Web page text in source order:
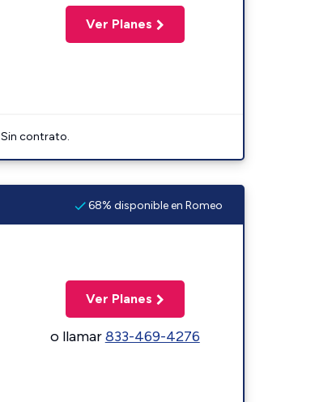
Ver Planes
contrato.
68% disponible en Romeo
Ver Planes
o llamar833-469-4276